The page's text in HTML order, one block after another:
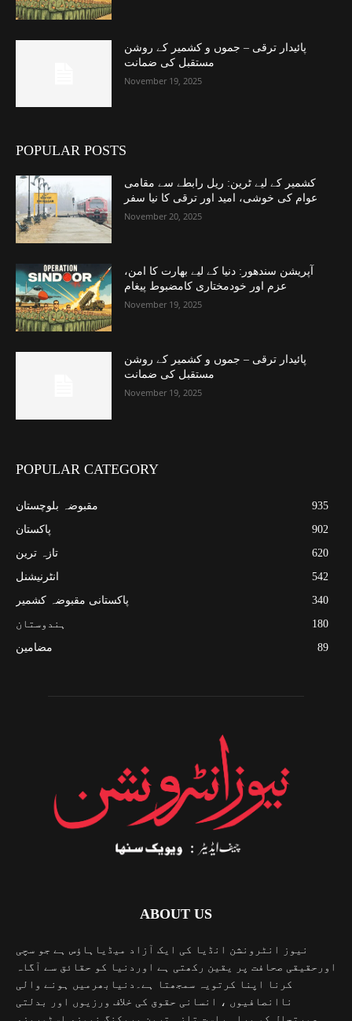
پائیدار ترقی – جموں و کشمیر کے روشن
مستقبل کی ضمانت
November 19, 2025
POPULAR POSTS
کشمیر کے لیے ٹرین: ریل رابطے سے مقامی
عوام کی خوشی، امید اور ترقی کا نیا سفر
November 20, 2025
آپریشن سندھور: دنیا کے لیے بھارت کا امن،
عزم اور خودمختاری کامضبوط پیغام
November 19, 2025
پائیدار ترقی – جموں و کشمیر کے روشن
مستقبل کی ضمانت
November 19, 2025
POPULAR CATEGORY
مقبوضہ بلوچستان
935
پاکستان
902
تازہ ترین
620
انٹرنیشنل
542
پاکستانی مقبوضہ کشمیر
340
ہندوستان
180
مضامین
89
ABOUT US
نیوز انٹرونشن انڈیا کی ایک آزاد میڈیاہاؤس ہے جو سچی
اورحقیقی صحافت پر یقین رکھتی ہے اوردنیا کو حقائق سے آگاہ
کرنا اپنا کرتویہ سمجھتا ہے۔دنیابھرمیں ہونے والی
ناانصافیوں ، انسانی حقوق کی خلاف ورزیوں اور بدلتی